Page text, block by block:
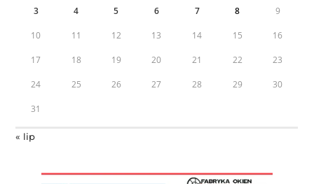
3 4 5 6 7 8 9
10 11 12 13 14 15 16
17 18 19 20 21 22 23
24 25 26 27 28 29 30
31
« lip